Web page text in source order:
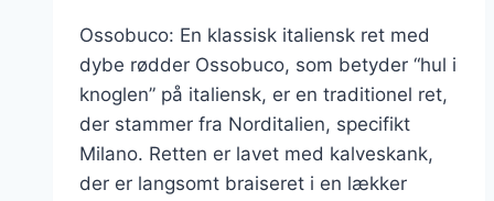
Ossobuco: En klassisk italiensk ret med
dybe rødder Ossobuco, som betyder “hul i
knoglen” på italiensk, er en traditionel ret,
der stammer fra Norditalien, specifikt
Milano. Retten er lavet med kalveskank,
der er langsomt braiseret i en lækker